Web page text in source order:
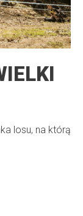
losu, na którą